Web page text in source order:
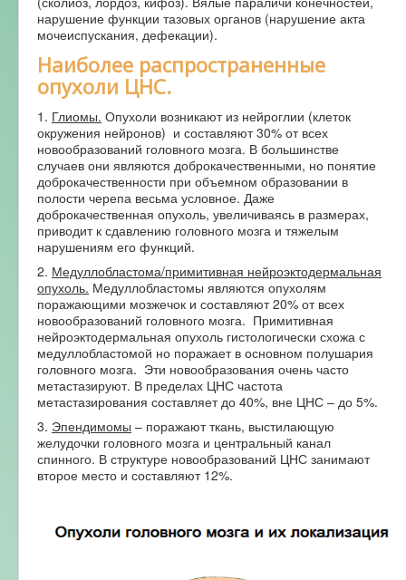
нарушение функции тазовых органов (нарушение акта
мочеиспускания, дефекации).
Наиболее распространенные
опухоли ЦНС.
1. Глиомы. Опухоли возникают из нейроглии (клеток
окружения нейронов) и составляют 30% от всех
новообразований головного мозга. В большинстве
случаев они являются доброкачественными, но понятие
доброкачественности при объемном образовании в
полости черепа весьма условное. Даже
доброкачественная опухоль, увеличиваясь в размерах,
приводит к сдавлению головного мозга и тяжелым
нарушениям его функций.
2. Медуллобластома/примитивная нейроэктодермальная
опухоль. Медуллобластомы являются опухолям
поражающими мозжечок и составляют 20% от всех
новообразований головного мозга. Примитивная
нейроэктодермальная опухоль гистологически схожа с
медуллобластомой но поражает в основном полушария
головного мозга. Эти новообразования очень часто
метастазируют. В пределах ЦНС частота
метастазирования составляет до 40%, вне ЦНС – до 5%.
3. Эпендимомы – поражают ткань, выстилающую
желудочки головного мозга и центральный канал
спинного. В структуре новообразований ЦНС занимают
второе место и составляют 12%.